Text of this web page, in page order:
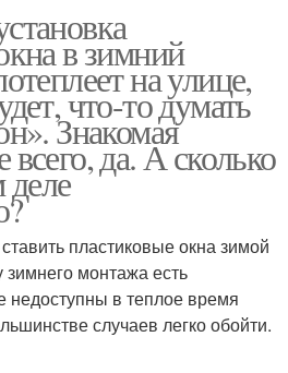
в зимний
на улице,
что-то думать
Знакомая
да. А сколько
пластиковые окна зимой
монтажа есть
недоступны в теплое время
случаев легко обойти.